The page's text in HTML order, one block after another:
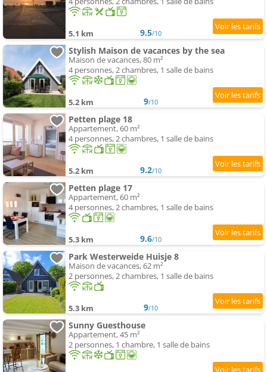
5.1 km 9.5/10
Stylish Maison de vacances by the sea
Maison de vacances, 80 m²
4 personnes, 2 chambres, 1 salle de bains
5.2 km 9/10
Petten plage 18
Appartement, 60 m²
4 personnes, 2 chambres, 1 salle de bains
5.2 km 9.2/10
Petten plage 17
Appartement, 60 m²
4 personnes, 2 chambres, 1 salle de bains
5.3 km 9.6/10
Park Westerweide Huisje 8
Maison de vacances, 62 m²
2 personnes, 2 chambres, 1 salle de bains
5.3 km 9/10
Sunny Guesthouse
Appartement, 45 m²
2 personnes, 1 chambre, 1 salle de bains